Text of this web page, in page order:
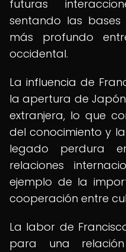
futuras
sentando las
más profundo
occidental.
La influencia de
la apertura de
extranjera, lo que
del conocimiento y
legado perdura
relaciones
ejemplo de la
cooperación entre
La labor de
para una